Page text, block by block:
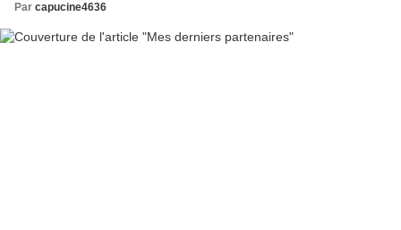
Par capucine4636